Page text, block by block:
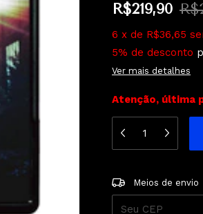
R$219,90
6 x de R$36,65
5% de desconto
Ver mais detalhes
Atenção, última
Entregas para o CEP:
Meios de envio